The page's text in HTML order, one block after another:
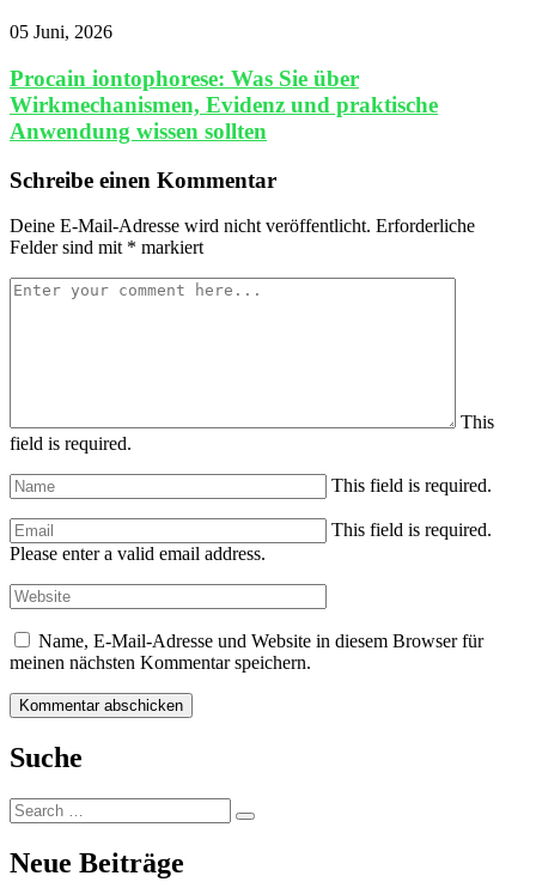
05 Juni, 2026
Procain iontophorese: Was Sie über
Wirkmechanismen, Evidenz und praktische
Anwendung wissen sollten
Schreibe einen Kommentar
Deine E-Mail-Adresse wird nicht veröffentlicht. Erforderliche
Felder sind mit * markiert
This
field is required.
This field is required.
This field is required.
Please enter a valid email address.
Name, E-Mail-Adresse und Website in diesem Browser für
meinen nächsten Kommentar speichern.
Suche
Search
for:
Search
Neue Beiträge